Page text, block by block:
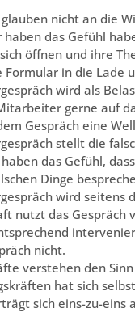
nicht an die
das Gefühl
öffnen und ihre
Formular in die Lade
wird als
gerne auf
Gespräch eine
stellt die
das Gefühl,
Dinge
wird seitens
nutzt das Gespräch
nicht.
verstehen den
hat sich
sich eins-zu-eins